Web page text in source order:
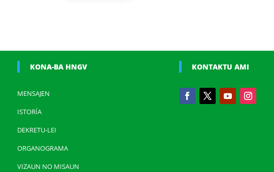
KONA-BA HNGV
MENSAJEN
ISTORÍA
DEKRETU-LEI
ORGANOGRAMA
VIZAUN NO MISAUN
KONTAKTU AMI